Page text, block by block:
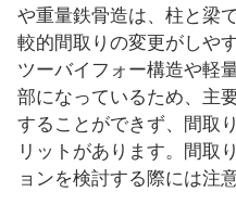
や重量鉄骨造は、柱と梁
較的間取りの変更がしや
ツーバイフォー構造や軽
部になっているため、主
することができず、間取
リットがあります。間取
ョンを検討する際には注